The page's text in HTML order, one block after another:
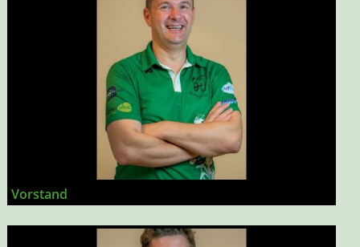
Vorstand